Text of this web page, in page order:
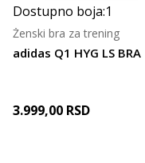
Dostupno boja:1
adidas Q1 HYG LS BRA
Ženski bra za trening
3.999,00 RSD